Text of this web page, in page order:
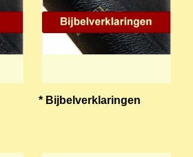
* Bijbelverklaringen